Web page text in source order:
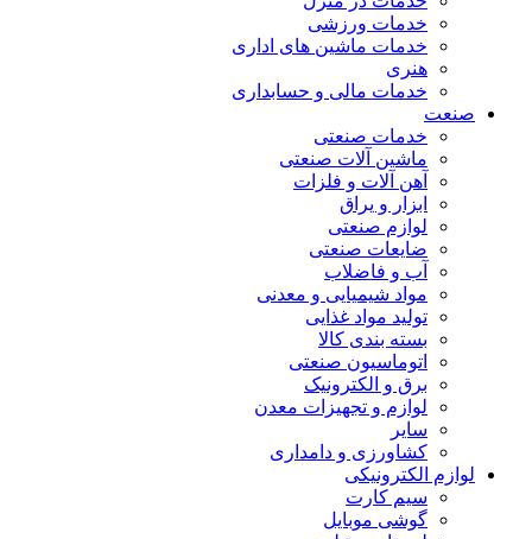
خدمات ورزشی
خدمات ماشین های اداری
هنری
خدمات مالی و حسابداری
صنعت
خدمات صنعتی
ماشین آلات صنعتی
آهن آلات و فلزات
ابزار و یراق
لوازم صنعتی
ضایعات صنعتی
آب و فاضلاب
مواد شیمیایی و معدنی
تولید مواد غذایی
بسته بندی کالا
اتوماسیون صنعتی
برق و الکترونیک
لوازم و تجهیزات معدن
سایر
کشاورزی و دامداری
لوازم الکترونیکی
سیم کارت
گوشی موبایل